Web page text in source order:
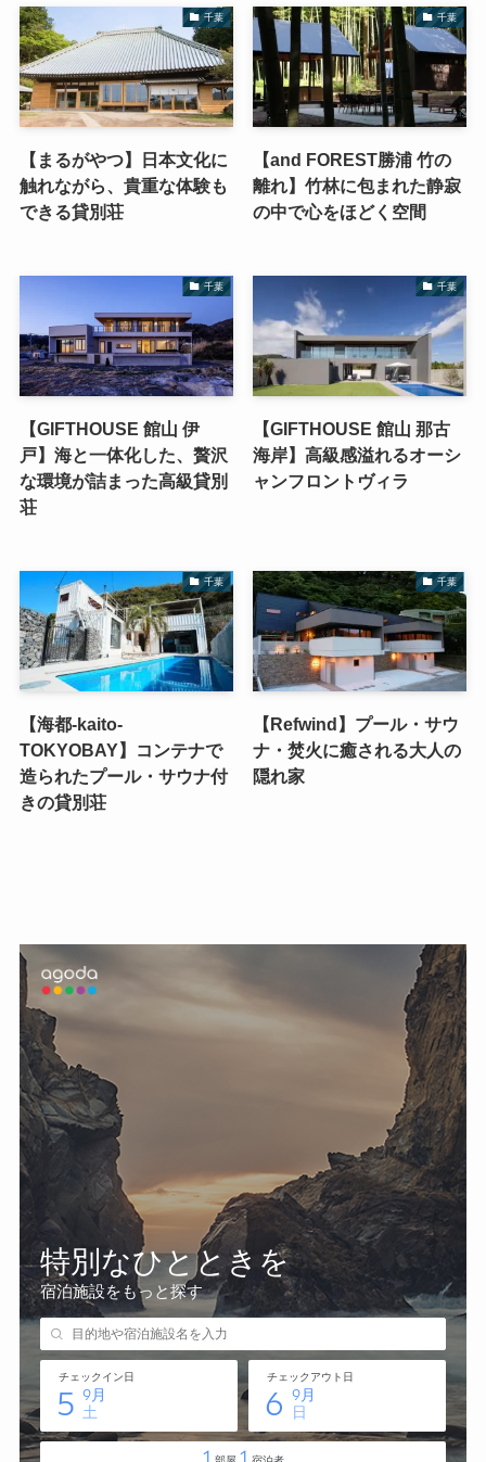
千葉
【まるがやつ】日本文化に
触れながら、貴重な体験も
できる貸別荘
千葉
【and FOREST勝浦 竹の
離れ】竹林に包まれた静寂
の中で心をほどく空間
千葉
【GIFTHOUSE 館山 伊
戸】海と一体化した、贅沢
な環境が詰まった高級貸別
荘
千葉
【GIFTHOUSE 館山 那古
海岸】高級感溢れるオーシ
ャンフロントヴィラ
千葉
【海都-kaito-
TOKYOBAY】コンテナで
造られたプール・サウナ付
きの貸別荘
千葉
【Refwind】プール・サウ
ナ・焚火に癒される大人の
隠れ家